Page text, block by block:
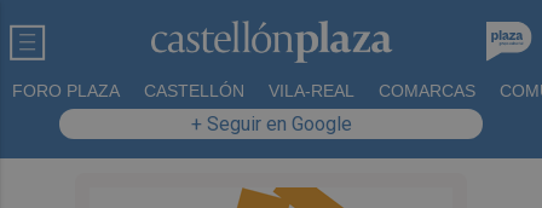
FORO PLAZA CASTELLÓN VILA-REAL COMARCAS
+ Seguir en Google